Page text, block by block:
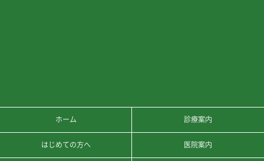
ホーム 診療案内
はじめての方へ 医院案内